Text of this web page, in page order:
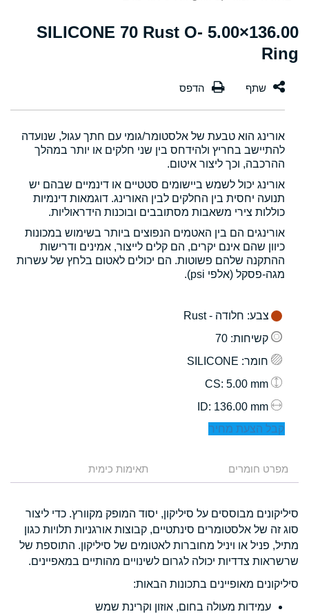
136.00×5.00 SILICONE 70 Rust O-
Ring
אורינג הוא טבעת של אלסטומר/גומי עם חתך עגול, שנועדה
להתיישב בחריץ ולהידחס בין שני חלקים או יותר במהלך
ההרכבה, וכך ליצור איטום.
אורינג יכול לשמש ביישומים סטטיים או דינמיים שבהם יש
תנועה יחסית בין החלקים לבין האורינג. דוגמאות דינמיות
כוללות צירי משאבות מסתובבים ובוכנות הידראוליות.
אורינגים הם בין האטמים הנפוצים ביותר בשימוש במכונות
כיוון שהם אינם יקרים, הם קלים לייצור, אמינים ודרישות
ההתקנה שלהם פשוטות. הם יכולים לאטום בלחץ של עשרות
מגה-פסקל (אלפי psi).
צבע: חלודה - Rust
קשיחות: 70
חומר: SILICONE
: 5.00 mm
: 136.00 mm
קבל הצעת מחיר
מפרט חומרים תאימות כימית
סיליקונים מבוססים על סיליקון, יסוד המופק מקוורץ. כדי ליצור
סוג זה של אלסטומרים סינתטיים, קבוצות אורגניות תלויות כגון
מתיל, פניל או ויניל מחוברות לאטומים של סיליקון. התוספת של
שרשראות צדדיות יכולה לגרום לשינויים מהותיים במאפיינים.
סיליקונים מאופיינים בתכונות הבאות:
עמידות מעולה בחום, אוזון וקרינת שמש